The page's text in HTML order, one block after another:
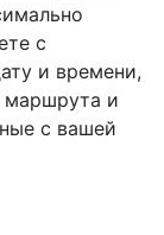
с
и времени,
маршрута и
с вашей